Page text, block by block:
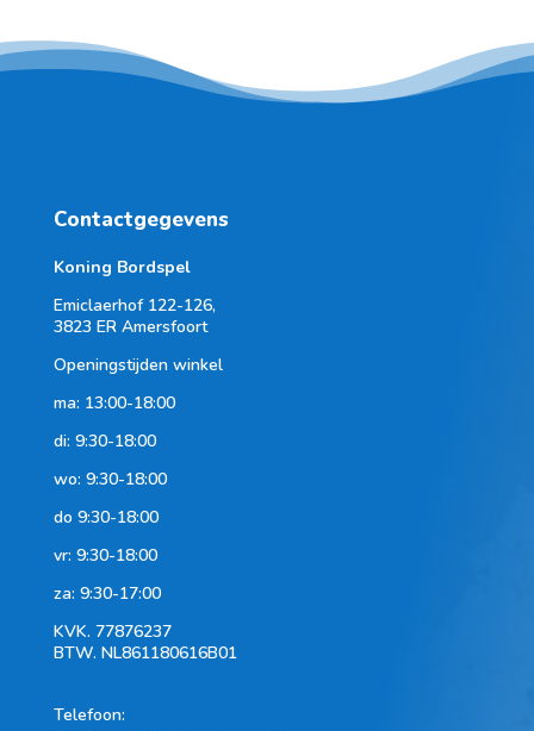
Contactgegevens
Koning Bordspel
Emiclaerhof 122-126,
3823 ER Amersfoort
Openingstijden winkel
ma: 13:00-18:00
di: 9:30-18:00
wo: 9:30-18:00
do 9:30-18:00
vr: 9:30-18:00
za: 9:30-17:00
KVK. 77876237
BTW. NL861180616B01
Telefoon: